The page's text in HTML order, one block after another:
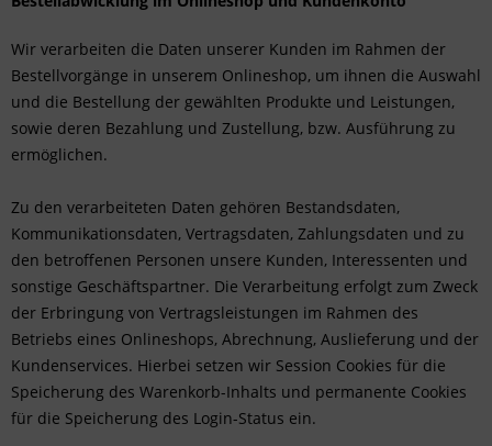
Wir verarbeiten die Daten unserer Kunden im Rahmen der
Bestellvorgänge in unserem Onlineshop, um ihnen die Auswahl
und die Bestellung der gewählten Produkte und Leistungen,
sowie deren Bezahlung und Zustellung, bzw. Ausführung zu
ermöglichen.
Zu den verarbeiteten Daten gehören Bestandsdaten,
Kommunikationsdaten, Vertragsdaten, Zahlungsdaten und zu
den betroffenen Personen unsere Kunden, Interessenten und
sonstige Geschäftspartner. Die Verarbeitung erfolgt zum Zweck
der Erbringung von Vertragsleistungen im Rahmen des
Betriebs eines Onlineshops, Abrechnung, Auslieferung und der
Kundenservices. Hierbei setzen wir Session Cookies für die
Speicherung des Warenkorb-Inhalts und permanente Cookies
für die Speicherung des Login-Status ein.